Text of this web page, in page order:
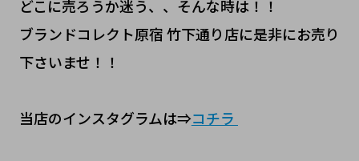
どこに売ろうか迷う、、そんな時は！！
ブランドコレクト原宿 竹下通り店に是非にお売り
下さいませ！！
当店のインスタグラムは⇒コチラ